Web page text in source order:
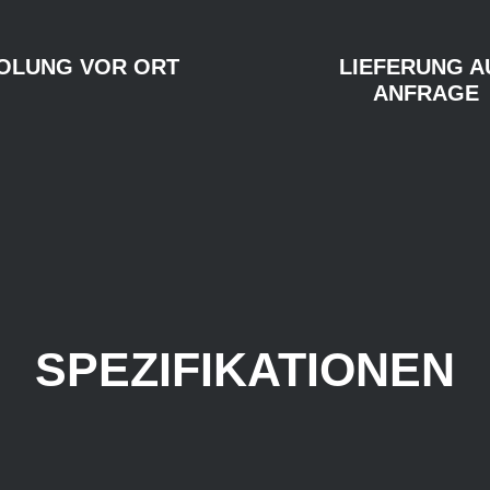
VOR ORT
LIEFERUNG
ANFRAGE
SPEZIFIKATIONEN